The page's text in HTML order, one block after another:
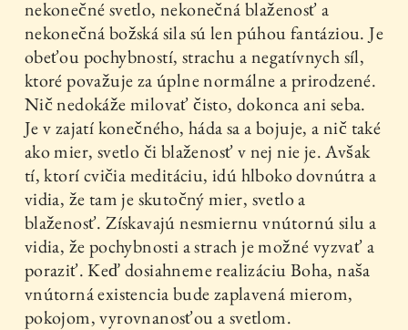
nekonečné svetlo, nekonečná blaženosť a
nekonečná božská sila sú len púhou fantáziou. Je
obeťou pochybností, strachu a negatívnych síl,
ktoré považuje za úplne normálne a prirodzené.
Nič nedokáže milovať čisto, dokonca ani seba.
Je v zajatí konečného, háda sa a bojuje, a nič také
ako mier, svetlo či blaženosť v nej nie je. Avšak
tí, ktorí cvičia meditáciu, idú hlboko dovnútra a
vidia, že tam je skutočný mier, svetlo a
blaženosť. Získavajú nesmiernu vnútornú silu a
vidia, že pochybnosti a strach je možné vyzvať a
poraziť. Keď dosiahneme realizáciu Boha, naša
vnútorná existencia bude zaplavená mierom,
pokojom, vyrovnanosťou a svetlom.